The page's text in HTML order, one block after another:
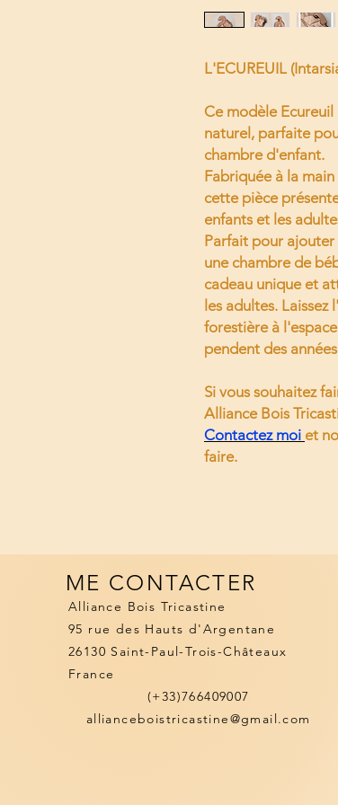
L'ECUREUIL
Ce modèle
naturel, parfaite
chambre d'enfant.
Fabriquée à la
cette pièce
enfants et les
Parfait pour
une chambre de
cadeau unique et
les adultes.
forestière à
pendent des
Si vous souhaitez
Alliance Bois
Contactez moi et
faire.
ME CONTACTER
Alliance Bois Tricastine
95 rue des Hauts d'Argentane
26130 Saint-Paul-Trois-Châteaux
France
(+33)766409007
allianceboistricastine@gmail.com